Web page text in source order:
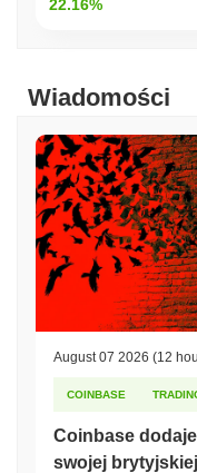
gorsze wyniki niż
.
cenowej MTG w
22.16%
Wiadomości
August 07 2026 (12
COINBASE
Coinbase
swojej